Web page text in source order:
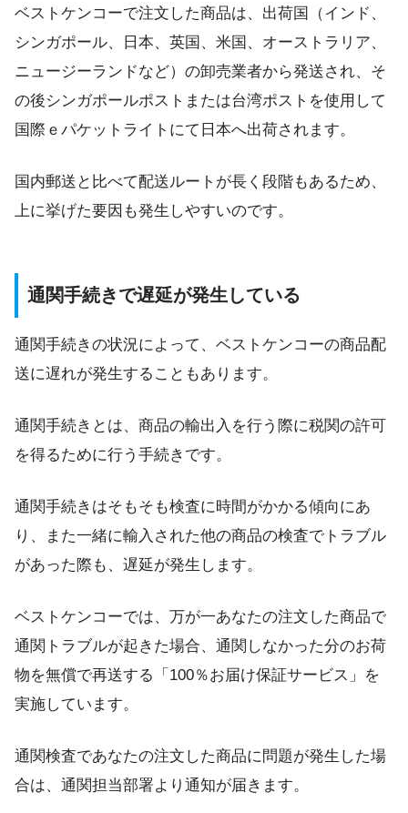
ベストケンコーで注文した商品は、出荷国（インド、
シンガポール、日本、英国、米国、オーストラリア、
ニュージーランドなど）の卸売業者から発送され、そ
の後シンガポールポストまたは台湾ポストを使用して
国際ｅパケットライトにて日本へ出荷されます。
国内郵送と比べて配送ルートが長く段階もあるため、
上に挙げた要因も発生しやすいのです。
通関手続きで遅延が発生している
通関手続きの状況によって、ベストケンコーの商品配
送に遅れが発生することもあります。
通関手続きとは、商品の輸出入を行う際に税関の許可
を得るために行う手続きです。
通関手続きはそもそも検査に時間がかかる傾向にあ
り、また一緒に輸入された他の商品の検査でトラブル
があった際も、遅延が発生します。
ベストケンコーでは、万が一あなたの注文した商品で
通関トラブルが起きた場合、通関しなかった分のお荷
物を無償で再送する「100％お届け保証サービス」を
実施しています。
通関検査であなたの注文した商品に問題が発生した場
合は、通関担当部署より通知が届きます。